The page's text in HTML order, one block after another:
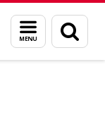
Menu
en
zoeken